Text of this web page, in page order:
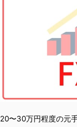
20〜30万円程度の元